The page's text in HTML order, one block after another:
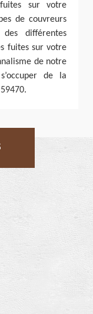
sur votre
de couvreurs
différentes
fuites sur votre
de notre
de la